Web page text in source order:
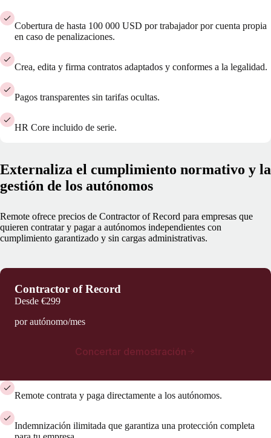
Cobertura de hasta 100 000 USD por trabajador por cuenta propia
en caso de penalizaciones.
Crea, edita y firma contratos adaptados y conformes a la legalidad.
Pagos transparentes sin tarifas ocultas.
HR Core incluido de serie.
Externaliza el cumplimiento normativo y la
gestión de los autónomos
Remote ofrece precios de Contractor of Record para empresas que
quieren contratar y pagar a autónomos independientes con
cumplimiento garantizado y sin cargas administrativas.
Contractor of Record
Desde €299
por autónomo/mes
Concertar demostración
Remote contrata y paga directamente a los autónomos.
Indemnización ilimitada que garantiza una protección completa